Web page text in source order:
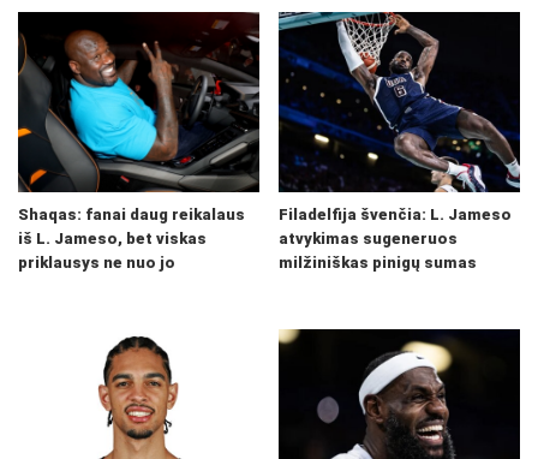
Shaqas: fanai daug reikalaus
iš L. Jameso, bet viskas
priklausys ne nuo jo
Filadelfija švenčia: L. Jameso
atvykimas sugeneruos
milžiniškas pinigų sumas